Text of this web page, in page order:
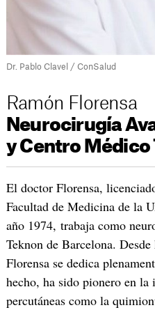
Dr. Pablo Clavel / ConSalud
Ramón Florensa
Neurocirugía
y Centro Médico
El doctor Florensa,
Facultad de Medicina de la
año 1974, trabaja como
Teknon de Barcelona. Desde
Florensa se dedica
hecho, ha sido pionero en la
percutáneas como la